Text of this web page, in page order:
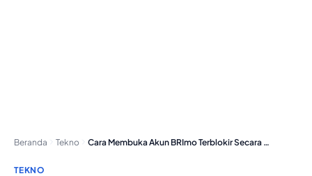
Beranda Tekno Cara Membuka Akun BRImo Terblokir Secara Mandiri Tanpa…
TEKNO